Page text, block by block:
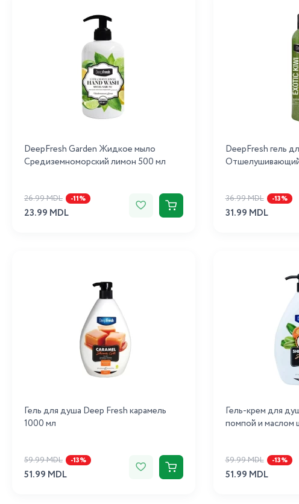
DeepFresh Garden Жидкое мыло
Средиземноморский лимон 500 мл
26.99 MDL -11%
23.99 MDL
DeepFresh гель
36.99 MDL -13%
31.99 MDL
Гель для душа Deep Fresh карамель
1000 мл
59.99 MDL -13%
51.99 MDL
Гель-крем для
помпой и маслом
59.99 MDL -13%
51.99 MDL